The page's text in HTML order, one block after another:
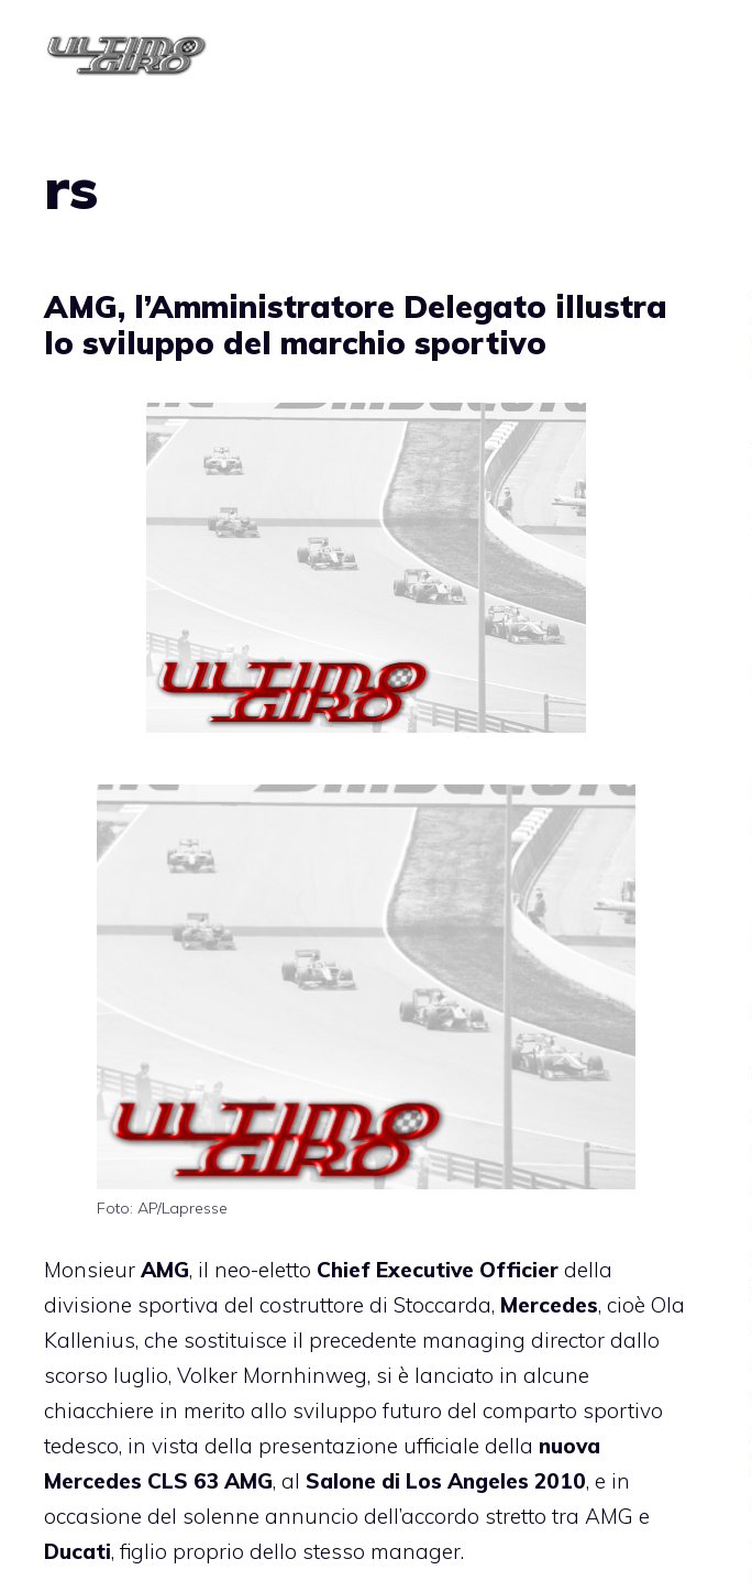
rs
AMG, l’Amministratore Delegato illustra
lo sviluppo del marchio sportivo
Foto: AP/Lapresse
Monsieur AMG, il neo-eletto Chief Executive Officier della
divisione sportiva del costruttore di Stoccarda, Mercedes, cioè Ola
Kallenius, che sostituisce il precedente managing director dallo
scorso luglio, Volker Mornhinweg, si è lanciato in alcune
chiacchiere in merito allo sviluppo futuro del comparto sportivo
tedesco, in vista della presentazione ufficiale della nuova
Mercedes CLS 63 AMG, al Salone di Los Angeles 2010, e in
occasione del solenne annuncio dell’accordo stretto tra AMG e
Ducati, figlio proprio dello stesso manager.